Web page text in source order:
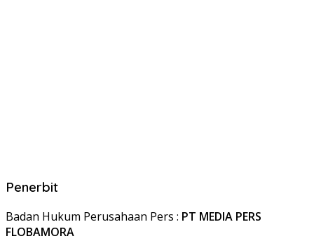
Penerbit
Badan Hukum Perusahaan Pers : PT MEDIA PERS
FLOBAMORA